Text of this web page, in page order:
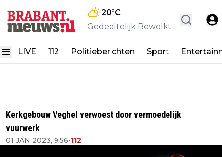
20°C
Gedeeltelijk Bewolkt
LIVE 112 Politieberichten Sport
Kerkgebouw Veghel verwoest door vermoedelijk
vuurwerk
01 JAN 2023, 9:56•112